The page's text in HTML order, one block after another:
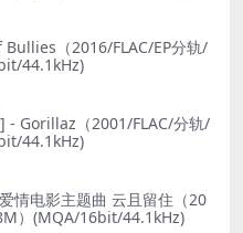
（2016/FLAC/EP分轨/
44.1kHz)
- Gorillaz（2001/FLAC/分轨/
44.1kHz)
情电影主题曲 云且留住（20
）(MQA/16bit/44.1kHz)